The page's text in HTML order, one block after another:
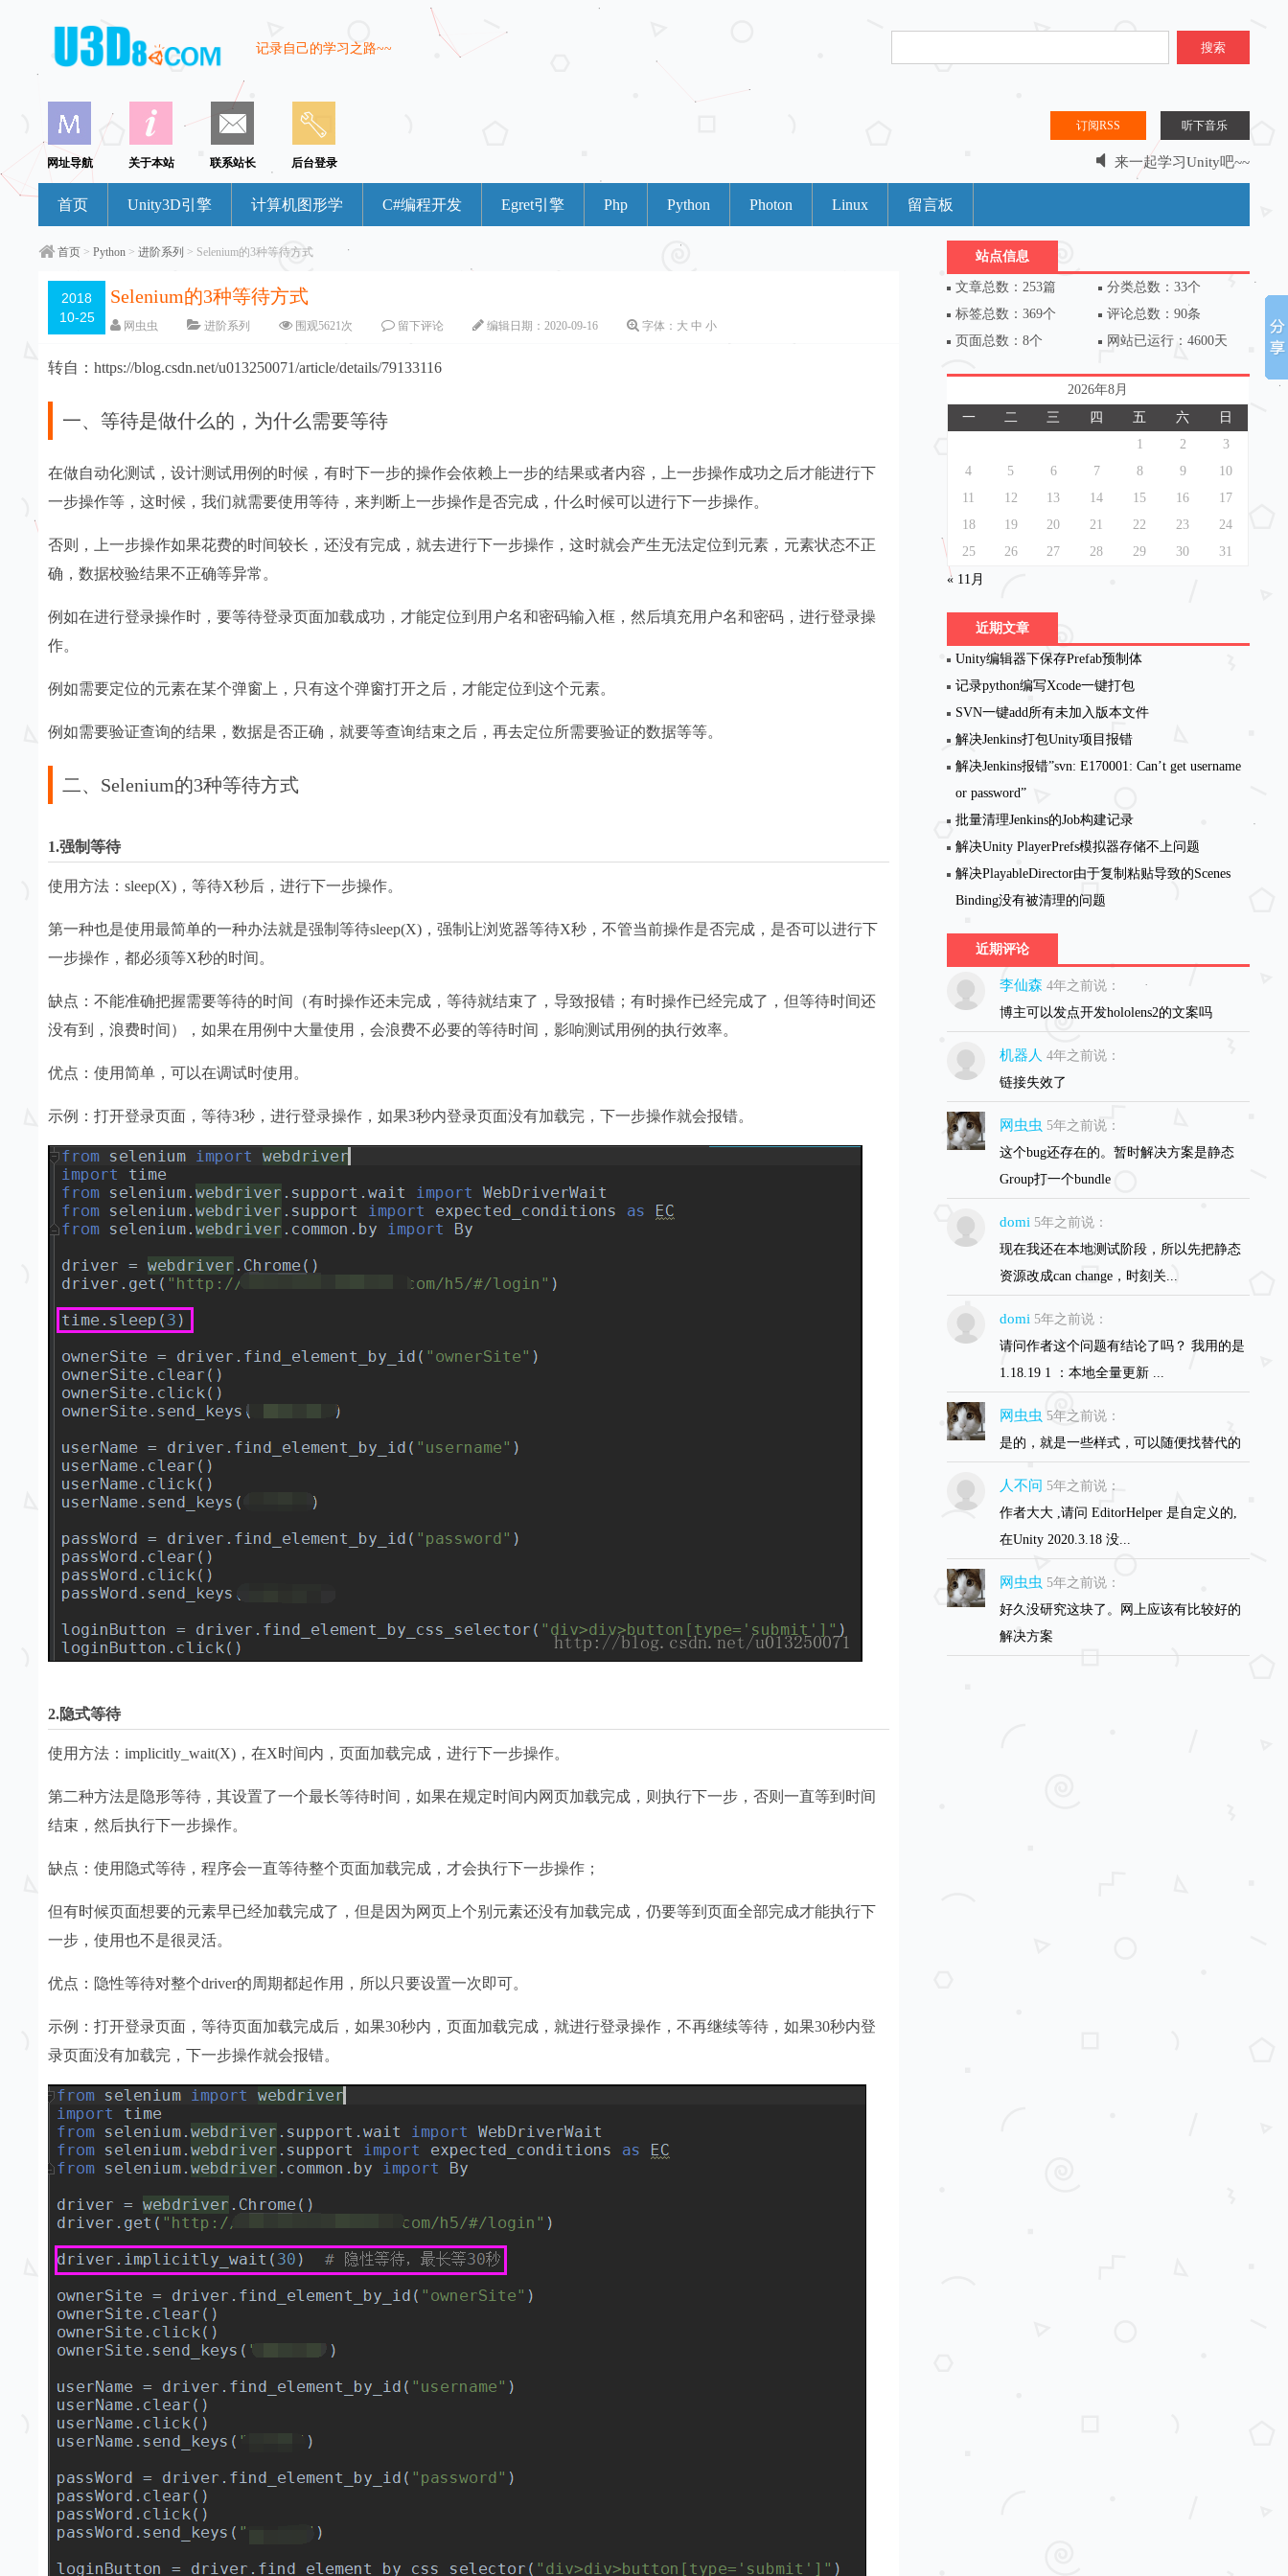
记录自己的学习之路~~ 搜索
听下音乐
订阅RSS
来一起学习Unity吧~~
分享是什么？分享是一种乐趣。。。
网址导航 关于本站 联系站长 后台登录
首页 Unity3D引擎 计算机图形学 C#编程开发 Egret引擎 Php Python Photon Linux 留言板
首页 >Python >进阶系列 > Selenium的3种等待方式
2018
10-25
Selenium的3种等待方式
网虫虫 进阶系列 围观5621次 留下评论 编辑日期：2020-09-16 字体： 大 中 小
转自：https://blog.csdn.net/u013250071/article/details/79133116
一、等待是做什么的，为什么需要等待
在做自动化测试，设计测试用例的时候，有时下一步的操作会依赖上一步的结果或者内容，上一步操作成功之后才能进行下
一步操作等，这时候，我们就需要使用等待，来判断上一步操作是否完成，什么时候可以进行下一步操作。
否则，上一步操作如果花费的时间较长，还没有完成，就去进行下一步操作，这时就会产生无法定位到元素，元素状态不正
确，数据校验结果不正确等异常。
例如在进行登录操作时，要等待登录页面加载成功，才能定位到用户名和密码输入框，然后填充用户名和密码，进行登录操
作。
例如需要定位的元素在某个弹窗上，只有这个弹窗打开之后，才能定位到这个元素。
例如需要验证查询的结果，数据是否正确，就要等查询结束之后，再去定位所需要验证的数据等等。
二、Selenium的3种等待方式
1.强制等待
使用方法：sleep(X)，等待X秒后，进行下一步操作。
第一种也是使用最简单的一种办法就是强制等待sleep(X)，强制让浏览器等待X秒，不管当前操作是否完成，是否可以进行下
一步操作，都必须等X秒的时间。
缺点：不能准确把握需要等待的时间（有时操作还未完成，等待就结束了，导致报错；有时操作已经完成了，但等待时间还
没有到，浪费时间），如果在用例中大量使用，会浪费不必要的等待时间，影响测试用例的执行效率。
优点：使用简单，可以在调试时使用。
示例：打开登录页面，等待3秒，进行登录操作，如果3秒内登录页面没有加载完，下一步操作就会报错。
2.隐式等待
使用方法：implicitly_wait(X)，在X时间内，页面加载完成，进行下一步操作。
第二种方法是隐形等待，其设置了一个最长等待时间，如果在规定时间内网页加载完成，则执行下一步，否则一直等到时间
结束，然后执行下一步操作。
缺点：使用隐式等待，程序会一直等待整个页面加载完成，才会执行下一步操作；
但有时候页面想要的元素早已经加载完成了，但是因为网页上个别元素还没有加载完成，仍要等到页面全部完成才能执行下
一步，使用也不是很灵活。
优点：隐性等待对整个driver的周期都起作用，所以只要设置一次即可。
示例：打开登录页面，等待页面加载完成后，如果30秒内，页面加载完成，就进行登录操作，不再继续等待，如果30秒内登
录页面没有加载完，下一步操作就会报错。
站点信息
文章总数：253篇
分类总数：33个
标签总数：369个
评论总数：90条
页面总数：8个
网站已运行：4600天
2026年8月
一
二 三 四 五 六
日
1
2
3
4
5 6 7 8 9
10
11
12 13 14 15 16
17
18
19 20 21 22 23
24
25
26 27 28 29 30
31
« 11月
近期文章
Unity编辑器下保存Prefab预制体
记录python编写Xcode一键打包
SVN一键add所有未加入版本文件
解决Jenkins打包Unity项目报错
解决Jenkins报错”svn: E170001: Can’t get username
or password”
批量清理Jenkins的Job构建记录
解决Unity PlayerPrefs模拟器存储不上问题
解决PlayableDirector由于复制粘贴导致的Scenes
Binding没有被清理的问题
近期评论
李仙森 4年之前说：
博主可以发点开发hololens2的文案吗
机器人 4年之前说：
链接失效了
网虫虫 5年之前说：
这个bug还存在的。暂时解决方案是静态
Group打一个bundle
domi 5年之前说：
现在我还在本地测试阶段，所以先把静态
资源改成can change，时刻关...
domi 5年之前说：
请问作者这个问题有结论了吗？ 我用的是
1.18.19 1 ：本地全量更新 ...
网虫虫 5年之前说：
是的，就是一些样式，可以随便找替代的
人不问 5年之前说：
作者大大 ,请问 EditorHelper 是自定义的,
在Unity 2020.3.18 没...
网虫虫 5年之前说：
好久没研究这块了。网上应该有比较好的
解决方案